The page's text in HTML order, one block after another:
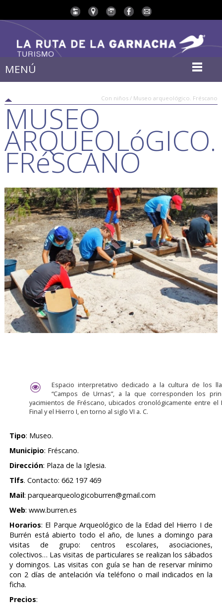
MENÚ
Con niños / Museo arqueológico. Fréscano
MUSEO
ARQUEOLóGICO.
FRéSCANO
Espacio interpretativo dedicado a la cultura de los
“Campos de Urnas”, a la que corresponden los
yacimientos de Fréscano, ubicados cronológicamente entre el
Final y el Hierro I, en torno al siglo VI a. C.
Tipo: Museo.
Municipio: Fréscano.
Dirección: Plaza de la Iglesia.
Tlfs. Contacto: 662 197 469
Mail: parquearqueologicoburren@gmail.com
Web: www.burren.es
Horarios: El Parque Arqueológico de la Edad del Hierro I de
Burrén está abierto todo el año, de lunes a domingo para
visitas de grupo: centros escolares, asociaciones,
colectivos… Las visitas de particulares se realizan los sábados
y domingos. Las visitas con guía se han de reservar mínimo
con 2 días de antelación vía teléfono o mail indicados en la
ficha.
Precios: